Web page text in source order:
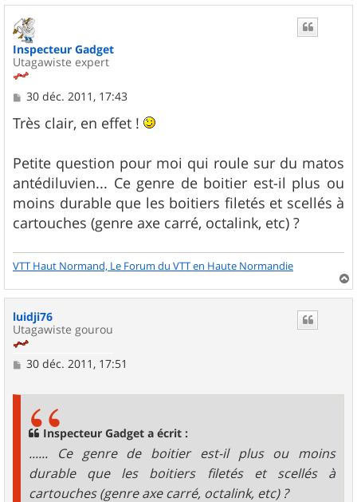
Inspecteur Gadget
Utagawiste expert
M
s
s
g
e
30 déc. 2011, 17:43
Très clair, en effet !
Petite question pour moi qui roule sur du matos
antédiluvien... Ce genre de boitier est-il plus ou
moins durable que les boitiers filetés et scellés à
cartouches (genre axe carré, octalink, etc) ?
VTT Haut Normand, Le Forum du VTT en Haute Normandie
a
luidji76
Utagawiste gourou
M
30 déc. 2011, 17:51
Inspecteur Gadget a écrit :
...... Ce genre de boitier est-il plus ou moins
durable que les boitiers filetés et scellés à
cartouches (genre axe carré, octalink, etc) ?